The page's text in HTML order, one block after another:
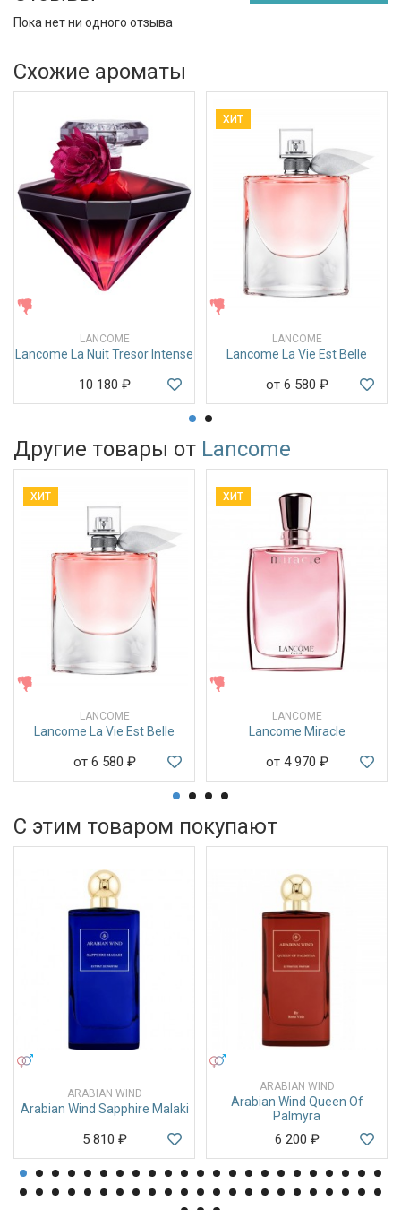
Пока нет ни одного отзыва
Схожие ароматы
LANCOME
Lancome La Nuit Tresor Intense
10 180 ₽
ХИТ
LANCOME
Lancome La Vie Est Belle
от 6 580 ₽
Другие товары от Lancome
ХИТ
LANCOME
Lancome La Vie Est Belle
от 6 580 ₽
ХИТ
LANCOME
Lancome Miracle
от 4 970 ₽
С этим товаром покупают
ARABIAN WIND
Arabian Wind Sapphire Malaki
5 810 ₽
ARABIAN WIND
Arabian Wind Queen Of
Palmyra
6 200 ₽